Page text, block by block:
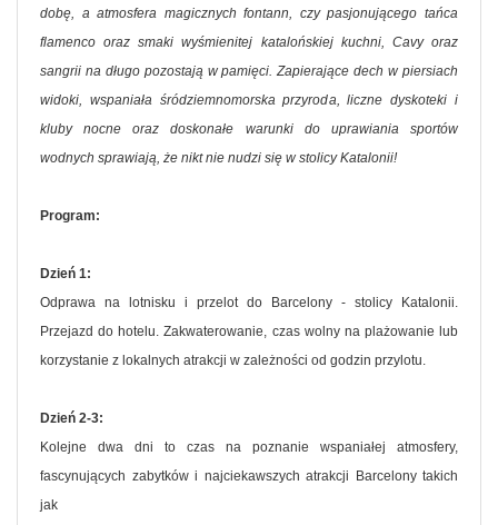
dobę, a atmosfera magicznych fontann, czy pasjonującego tańca
flamenco oraz smaki wyśmienitej katalońskiej kuchni, Cavy oraz
sangrii na długo pozostają w pamięci. Zapierające dech w piersiach
widoki, wspaniała śródziemnomorska przyroda, liczne dyskoteki i
kluby nocne oraz doskonałe warunki do uprawiania sportów
wodnych sprawiają, że nikt nie nudzi się w stolicy Katalonii!
Program:
Dzień 1:
Odprawa na lotnisku i przelot do Barcelony - stolicy Katalonii.
Przejazd do hotelu. Zakwaterowanie, czas wolny na plażowanie lub
korzystanie z lokalnych atrakcji w zależności od godzin przylotu.
Dzień 2-3:
Kolejne dwa dni to czas na poznanie wspaniałej atmosfery,
fascynujących zabytków i najciekawszych atrakcji Barcelony takich
jak